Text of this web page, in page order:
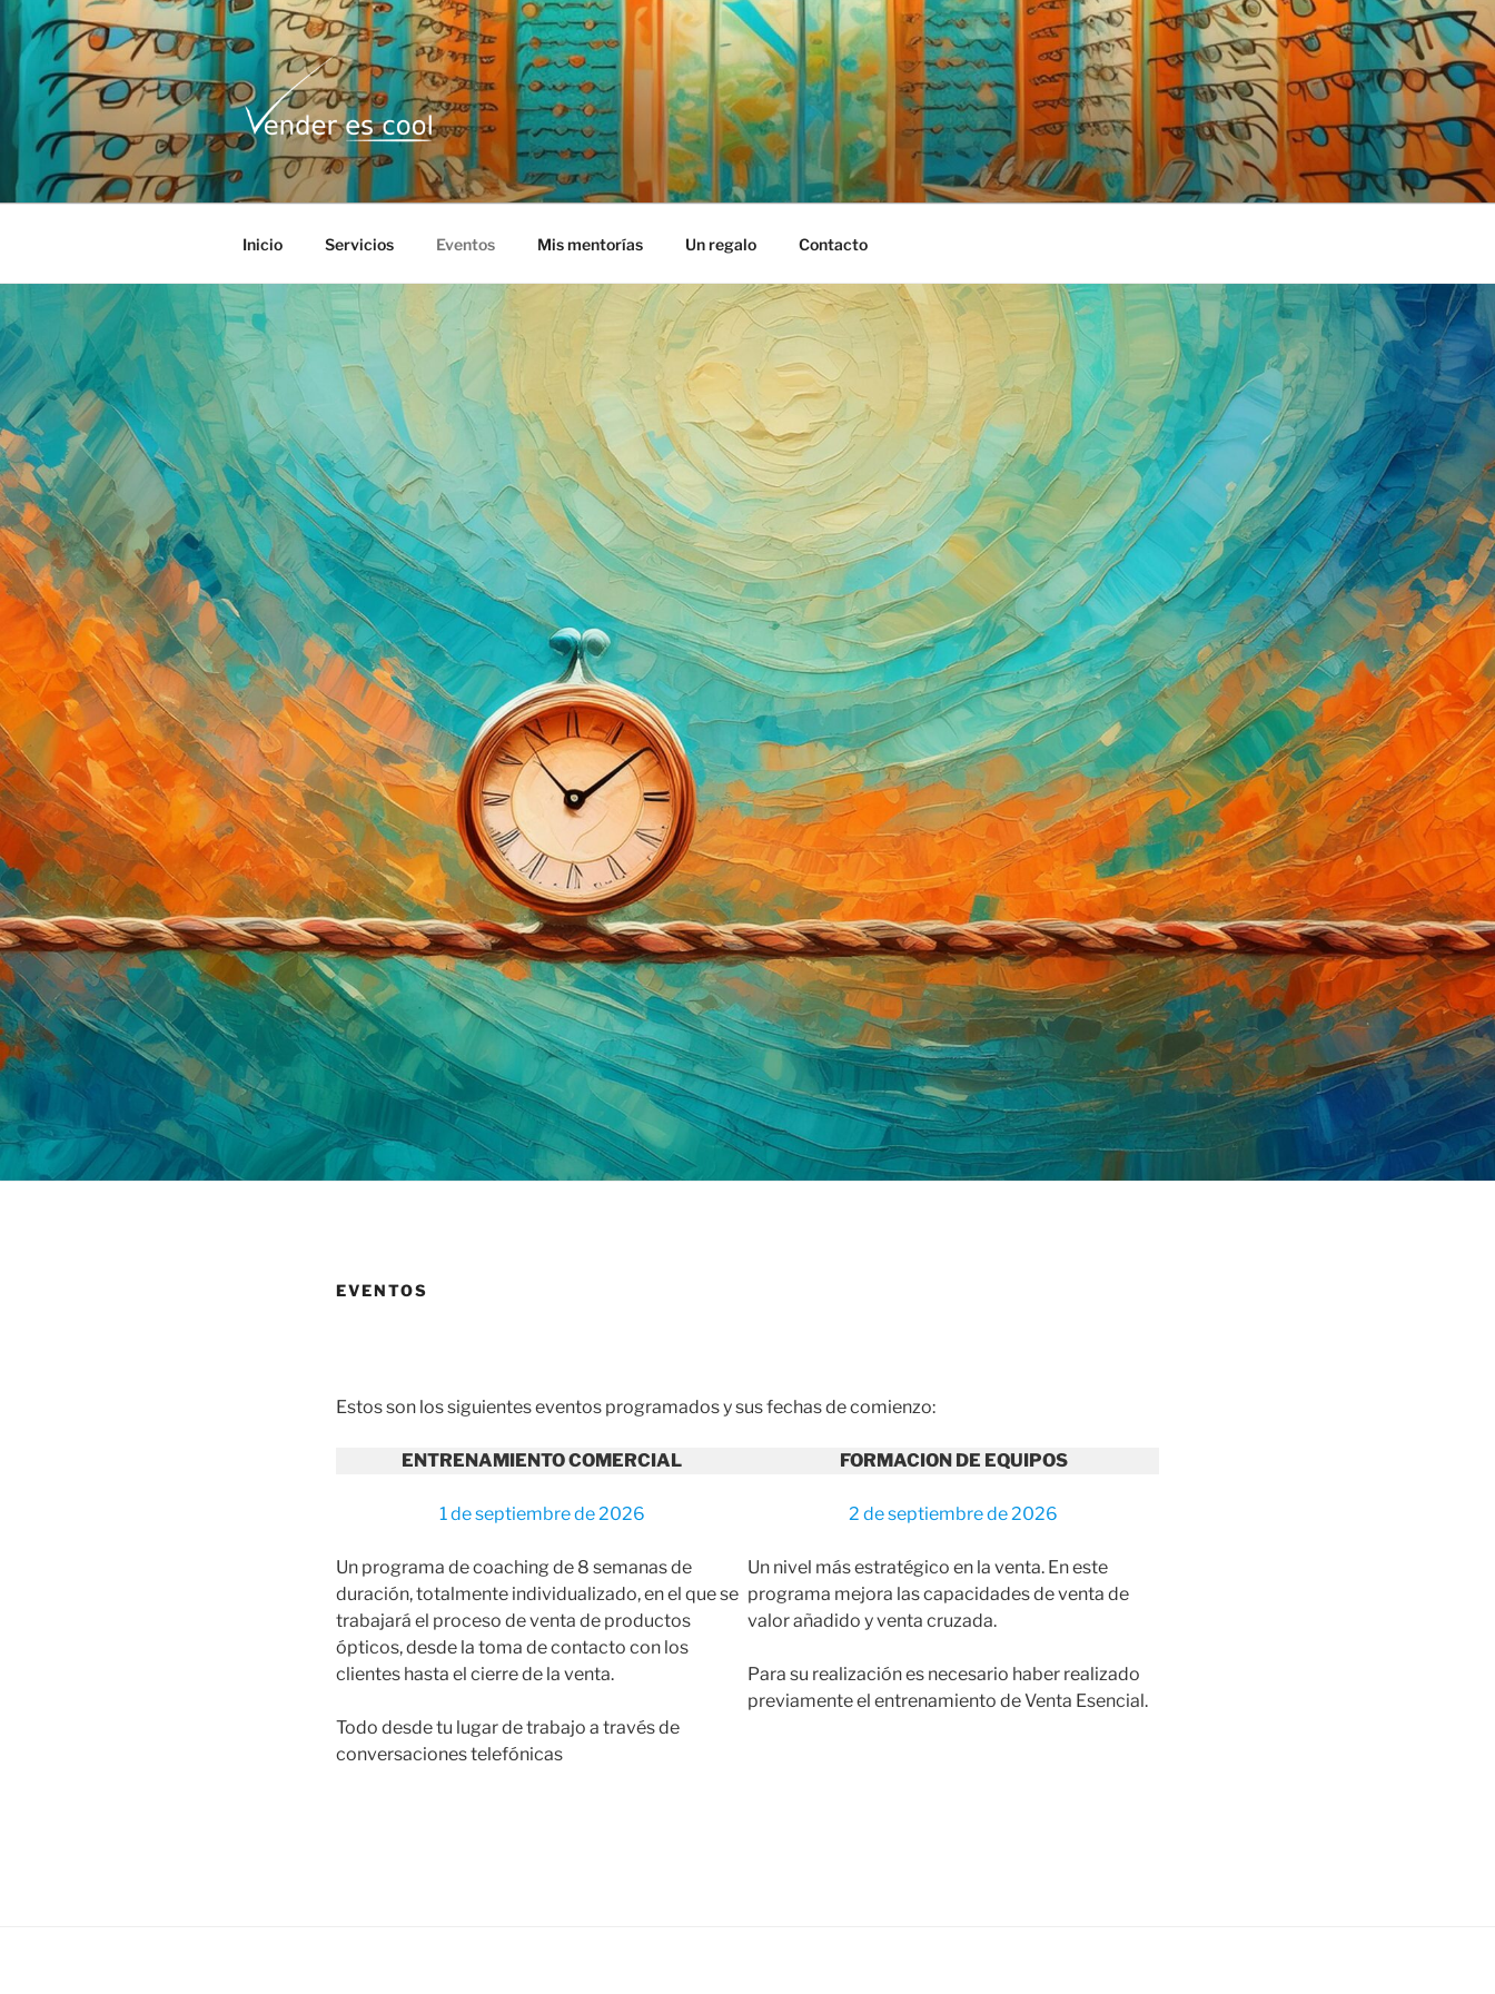
Saltar
contenido
VENDER ES COOL
Inicio Servicios Eventos Mis mentorías Un regalo Contacto
EVENTOS
Estos son los siguientes eventos programados y sus fechas de comienzo:
ENTRENAMIENTO COMERCIAL
1 de septiembre de 2026
Un programa de coaching de 8 semanas de
duración, totalmente individualizado, en el que se
trabajará el proceso de venta de productos
ópticos, desde la toma de contacto con los
clientes hasta el cierre de la venta.
Todo desde tu lugar de trabajo a través de
conversaciones telefónicas
FORMACION DE EQUIPOS
2 de septiembre de 2026
Un nivel más estratégico en la venta. En este
programa mejora las capacidades de venta de
valor añadido y venta cruzada.
Para su realización es necesario haber realizado
previamente el entrenamiento de Venta Esencial.